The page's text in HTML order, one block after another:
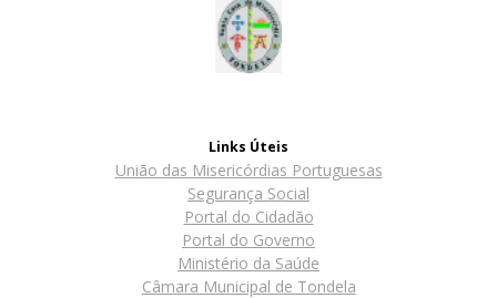
Links Úteis
União das Misericórdias Portuguesas
Segurança Social
Portal do Cidadão
Portal do Governo
Ministério da Saúde
Câmara Municipal de Tondela